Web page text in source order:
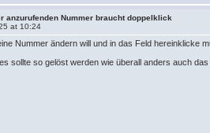
anzurufenden Nummer braucht doppelklick
at 10:24
Nummer ändern will und in das Feld hereinklicke
sollte so gelöst werden wie überall anders auch das